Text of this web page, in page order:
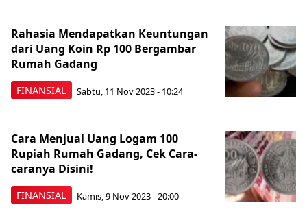
FINANSIAL
Rahasia Mendapatkan Keuntungan
dari Uang Koin Rp 100 Bergambar
Rumah Gadang
Sabtu, 11 Nov 2023 - 10:24
FINANSIAL
Cara Menjual Uang Logam 100
Rupiah Rumah Gadang, Cek Cara-
caranya Disini!
Kamis, 9 Nov 2023 - 20:00